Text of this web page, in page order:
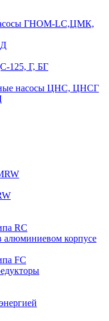
ГНОМ-LC,ЦМК,
125, Г, БГ
насосы ЦНС, ЦНСГ
RC
алюминиевом корпусе
FC